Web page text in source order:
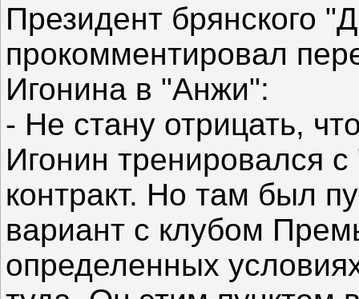
Президент брянского
прокомментировал
Игонина в "Анжи":
- Не стану отрицать,
Игонин тренировался
контракт. Но там был
вариант с клубом
определенных